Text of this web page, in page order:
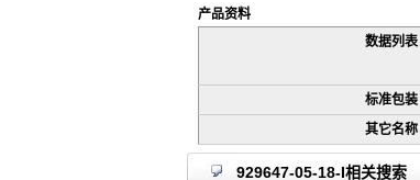
产品资料
数据列表
标准包装
其它名称
929647-05-18-I相关搜索